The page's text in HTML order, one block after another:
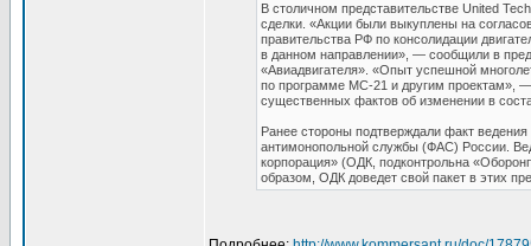
В столичном представительстве United
сделки. «Акции были выкуплены на
правительства РФ по консолидации
в данном направлении», — сообщили в
«Авиадвигателя». «Опыт успешной
по программе МС-21 и другим проектам»,
существенных фактов об изменении в
Ранее стороны подтверждали факт
антимонопольной службы (ФАС) России.
корпорация» (ОДК, подконтрольна
образом, ОДК доведет свой пакет в этих